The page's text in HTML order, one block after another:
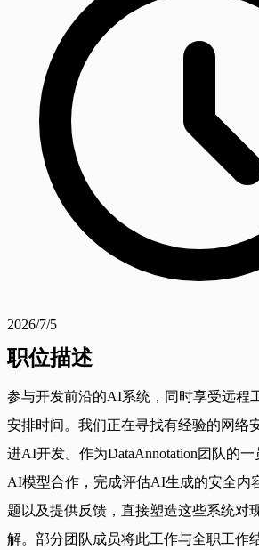
2026/7/5
职位描述
参与开发前沿的AI系统，同时享受远程
安排时间。我们正在寻找有经验的网络
进AI开发。作为DataAnnotation团队的
AI模型合作，完成评估AI生成的安全内
题以及提供反馈，直接塑造这些系统对
解。部分团队成员将此工作与全职工作